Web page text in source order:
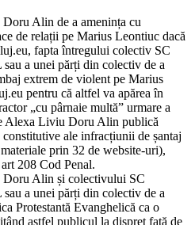
Alin de a amenința cu
de relații pe Marius Leontiuc dacă
fapta întregului colectiv SC
a unei părți din colectiv de a
extrem de violent pe Marius
pentru că altfel va apărea în
„cu pârnaie multă” urmare a
Alexa Liviu Doru Alin publică
ale infracțiunii de șantaj
prin 32 de website-uri),
208 Cod Penal.
Alin și colectivului SC
a unei părți din colectiv de a
Protestantă Evanghelică ca o
astfel publicul la dispreț față de